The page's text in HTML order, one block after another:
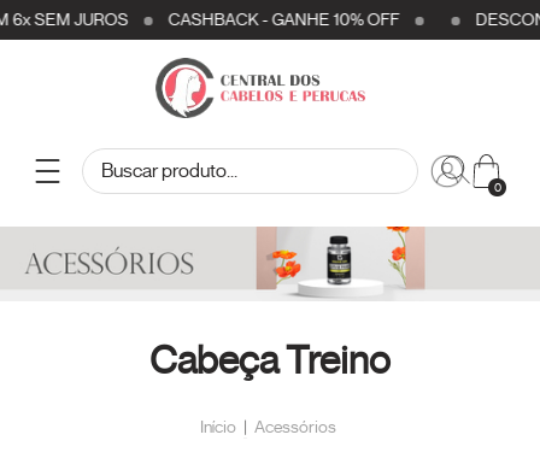
6x SEM JUROS CASHBACK - GANHE 10% OFF
0
Cabeça Treino
Início | Acessórios